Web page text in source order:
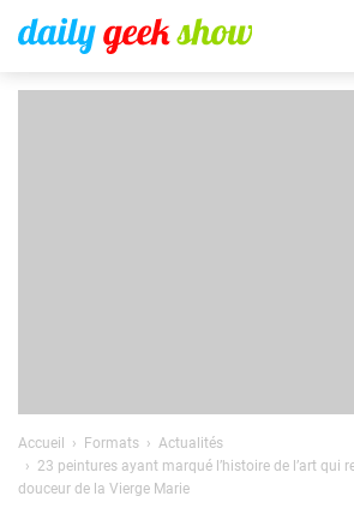
Accueil Formats
Actualités
23 peintures ayant marqué l’histoire de l’art qui
douceur de la Vierge Marie